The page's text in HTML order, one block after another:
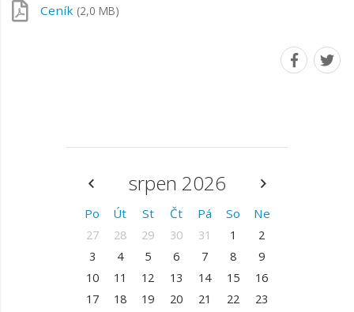
Ceník (2,0 MB)
srpen 2026
Po Út St Čt Pá So Ne
27 28 29 30 31 1
2
3
4 5 6 7 8
9
10
11 12 13 14 15
16
17
18 19 20 21 22
23